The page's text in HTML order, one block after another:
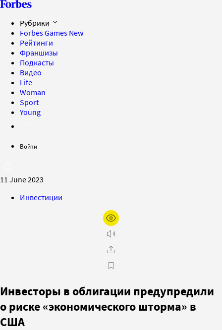
Рубрики
Forbes Games New
Рейтинги
Франшизы
Подкасты
Видео
Life
Woman
Sport
Young
Войти
11 June 2023
Инвестиции
Инвесторы в облигации предупредили
о риске «экономического шторма» в
США